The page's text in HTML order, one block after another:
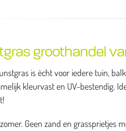
groothandel
is ècht voor iedere tuin,
kleurvast en UV-bestendig.
Geen zand en grassprietjes